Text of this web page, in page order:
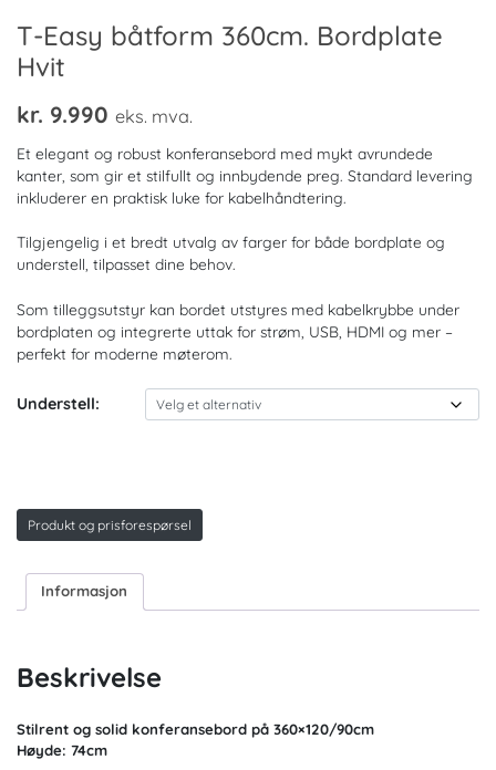
T-Easy båtform 360cm. Bordplate
Hvit
kr. 9.990 eks. mva.
Et elegant og robust konferansebord med mykt avrundede
kanter, som gir et stilfullt og innbydende preg. Standard levering
inkluderer en praktisk luke for kabelhåndtering.
Tilgjengelig i et bredt utvalg av farger for både bordplate og
understell, tilpasset dine behov.
Som tilleggsutstyr kan bordet utstyres med kabelkrybbe under
bordplaten og integrerte uttak for strøm, USB, HDMI og mer –
perfekt for moderne møterom.
Understell:
Produkt og prisforespørsel
Informasjon
Beskrivelse
Stilrent og solid konferansebord på 360×120/90cm
Høyde: 74cm